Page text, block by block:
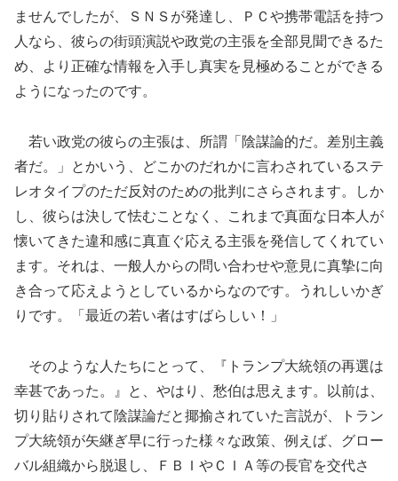
ませんでしたが、ＳＮＳが発達し、ＰＣや携帯電話を持つ
人なら、彼らの街頭演説や政党の主張を全部見聞できるた
め、より正確な情報を入手し真実を見極めることができる
ようになったのです。
若い政党の彼らの主張は、所謂「陰謀論的だ。差別主義
者だ。」とかいう、どこかのだれかに言わされているステ
レオタイプのただ反対のための批判にさらされます。しか
し、彼らは決して怯むことなく、これまで真面な日本人が
懐いてきた違和感に真直ぐ応える主張を発信してくれてい
ます。それは、一般人からの問い合わせや意見に真摯に向
き合って応えようとしているからなのです。うれしいかぎ
りです。「最近の若い者はすばらしい！」
そのような人たちにとって、『トランプ大統領の再選は
幸甚であった。』と、やはり、愁伯は思えます。以前は、
切り貼りされて陰謀論だと揶揄されていた言説が、トラン
プ大統領が矢継ぎ早に行った様々な政策、例えば、グロー
バル組織から脱退し、ＦＢＩやＣＩＡ等の長官を交代さ